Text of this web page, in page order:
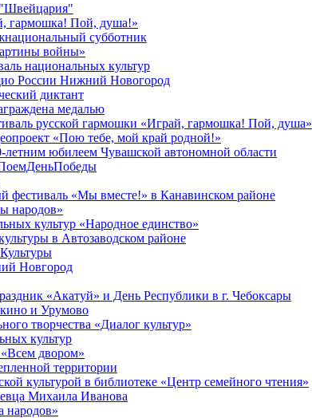
"Швейцария"
гармошка! Пой, душа!»
субботник
войны»
национальных культур
России Нижний Новогород
диктант
медалью
русской гармошки «Играй, гармошка! Пой, душа»
«Пою тебе, мой край родной!»
летним юбилеем Чувашской автономной области
фестиваль «Мы вместе!» в Канавинском районе
народов»
культур «Народное единство»
в Автозаводском районе
Новгород
«Акатуй» и День Республики в г. Чебоксары
и Урумово
творчества «Диалог культур»
культур
двором»
территории
культурой в библиотеке «Центр семейного чтения»
Михаила Иванова
народов»